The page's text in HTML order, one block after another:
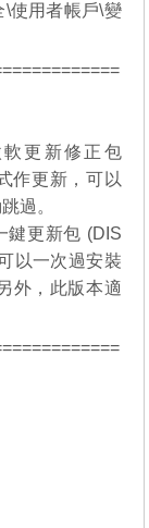
\使用者帳戶\變
軟更新修正包
作更新，可以
過。
鍵更新包 (DIS
以一次過安裝
外，此版本適